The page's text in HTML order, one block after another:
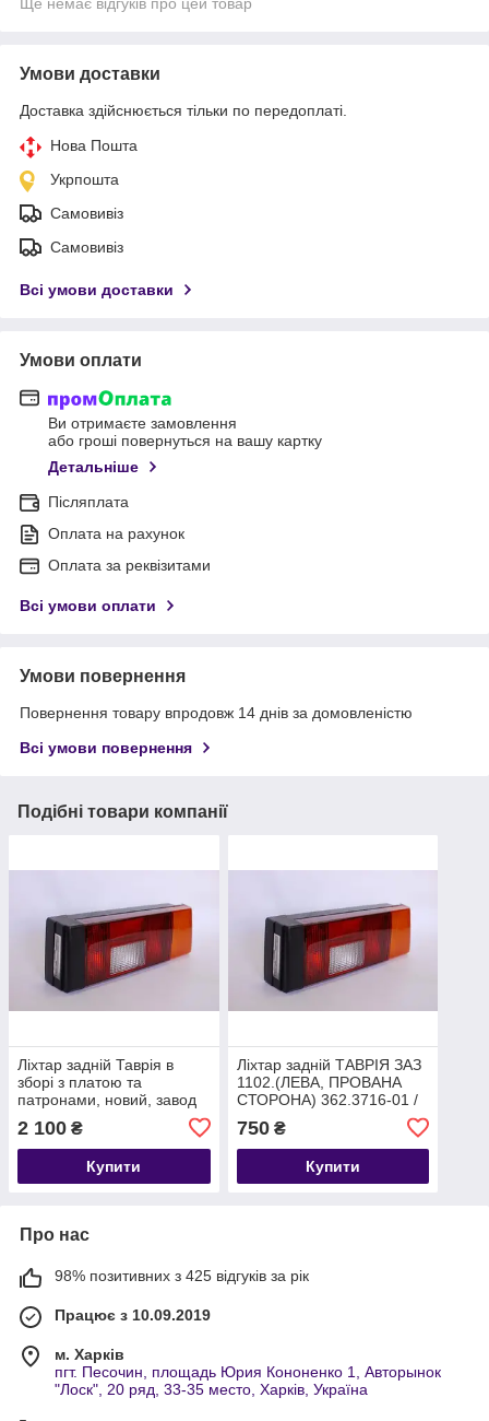
Умови доставки
Доставка здійснюється тільки по передоплаті.
Нова Пошта
Укрпошта
Самовивіз
Самовивіз
Всі умови доставки
Умови оплати
Ви отримаєте замовлення
або гроші повернуться на вашу картку
Детальніше
Післяплата
Оплата на рахунок
Оплата за реквізитами
Всі умови оплати
Умови повернення
Повернення товару впродовж 14 днів за домовленістю
Всі умови повернення
Подібні товари компанії
Ліхтар задній Таврія в
зборі з платою та
патронами, новий, завод
2 100 ₴
Купити
Ліхтар задній ТАВРІЯ ЗАЗ
1102.(ЛЕВА, ПРОВАНА
СТОРОНА) 362.3716-01 /
продуктивність Україна
750₴
Купити
Про нас
98% позитивних з 425 відгуків за рік
Працює з 10.09.2019
м. Харків
пгт. Песочин, площадь Юрия Кононенко 1, Авторынок
"Лоск", 20 ряд, 33-35 место, Харків, Україна